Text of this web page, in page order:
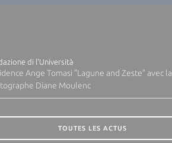
di l'Università
Ange Tomasi "Lagune and Zeste" avec la
Diane Moulenc
TOUTES LES ACTUS